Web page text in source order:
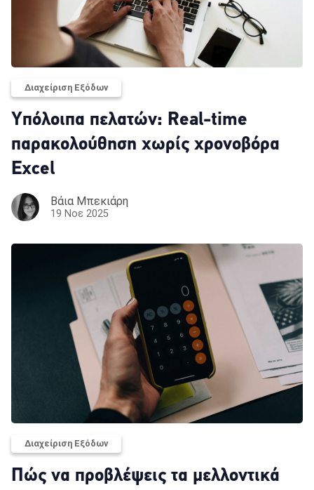
Διαχείριση Εξόδων
Yπόλοιπα πελατών: Real-time
παρακολούθηση χωρίς χρονοβόρα
Excel
Βάια Μπεκιάρη
19 Νοε 2025
Διαχείριση Εξόδων
Πώς να προβλέψεις τα μελλοντικά